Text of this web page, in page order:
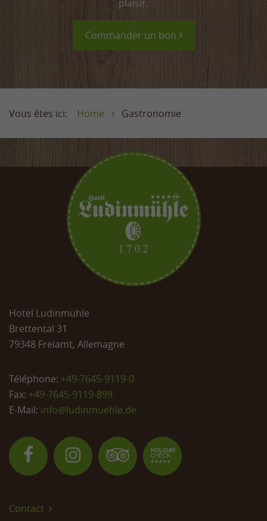
plaisir.
Commander un bon
Home Gastronomie
Hotel Ludinmühle
Brettental 31
79348 Freiamt, Allemagne
Téléphone: +49-7645-9119-0
Fax: +49-7645-9119-899
E-Mail: info@ludinmuehle.de
Contact